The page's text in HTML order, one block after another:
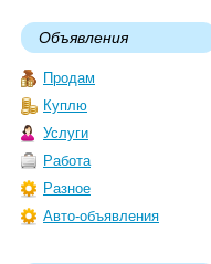
Объявления
Продам
Куплю
Услуги
Работа
Разное
Авто-объявления